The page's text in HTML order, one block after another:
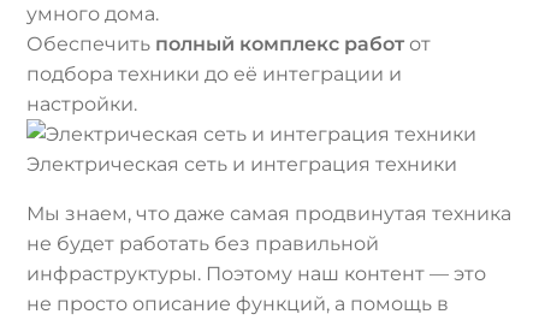
умного дома.
Обеспечить полный комплекс работ от
подбора техники до её интеграции и
настройки.
Электрическая сеть и интеграция техники
Мы знаем, что даже самая продвинутая техника
не будет работать без правильной
инфраструктуры. Поэтому наш контент — это
не просто описание функций, а помощь в